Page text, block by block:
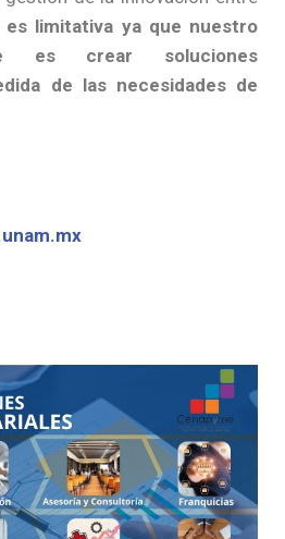
limitativa ya que nuestro
es crear soluciones
de las necesidades de